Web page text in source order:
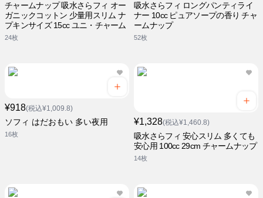
チャームナップ 吸水さらフィ オー
ガニックコットン 少量用スリム ナ
プキンサイズ 15cc ユニ・チャーム
24枚
吸水さらフィ ロングパンティライ
ナー 10cc ピュアソープの香り チャ
ームナップ
52枚
¥918(税込¥1,009.8)
ソフィ はだおもい 多い夜用
16枚
¥1,328(税込¥1,460.8)
吸水さらフィ 安心スリム 多くても
安心用 100cc 29cm チャームナップ
14枚